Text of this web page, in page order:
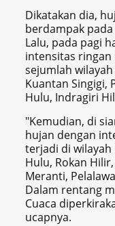
Dikatakan dia,
berdampak pada
Lalu, pada pagi
intensitas ringan
sejumlah
Kuantan Singigi,
Hulu, Indragiri
"Kemudian, di
hujan dengan
terjadi di wilayah
Hulu, Rokan
Meranti,
Dalam rentang
Cuaca
ucapnya.